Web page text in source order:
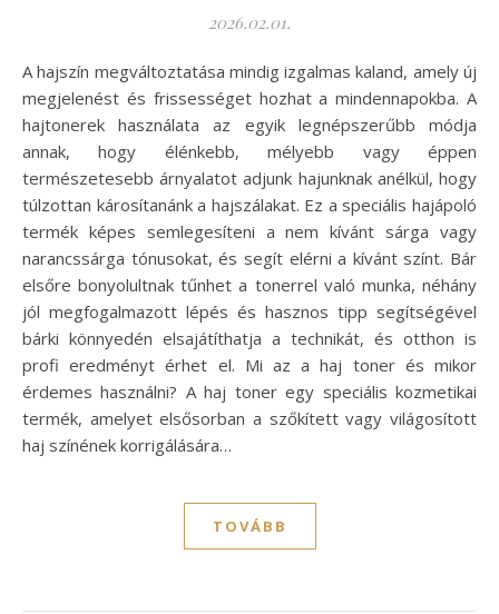
2026.02.01.
A hajszín megváltoztatása mindig izgalmas kaland, amely új
megjelenést és frissességet hozhat a mindennapokba. A
hajtonerek használata az egyik legnépszerűbb módja
annak, hogy élénkebb, mélyebb vagy éppen
természetesebb árnyalatot adjunk hajunknak anélkül, hogy
túlzottan károsítanánk a hajszálakat. Ez a speciális hajápoló
termék képes semlegesíteni a nem kívánt sárga vagy
narancssárga tónusokat, és segít elérni a kívánt színt. Bár
elsőre bonyolultnak tűnhet a tonerrel való munka, néhány
jól megfogalmazott lépés és hasznos tipp segítségével
bárki könnyedén elsajátíthatja a technikát, és otthon is
profi eredményt érhet el. Mi az a haj toner és mikor
érdemes használni? A haj toner egy speciális kozmetikai
termék, amelyet elsősorban a szőkített vagy világosított
haj színének korrigálására…
TOVÁBB